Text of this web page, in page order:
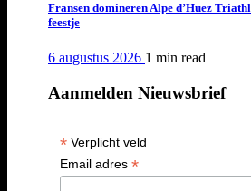
Fransen domineren Alpe d’Huez
feestje
6 augustus 2026 1 min read
Aanmelden Nieuwsbrief
*Verplicht veld
Email adres *